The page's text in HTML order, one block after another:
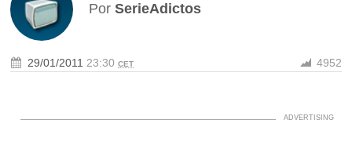
PorSerieAdictos
29/01/2011 23:30CET 4952